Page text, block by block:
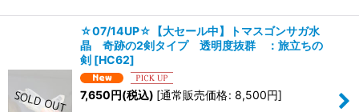
☆07/14UP☆【大セール中】トマスゴンサガ水
晶 奇跡の2剣タイプ 透明度抜群 ：旅立ちの
剣 [HC62]
7,650円(税込) [通常販売価格: 8,500円]